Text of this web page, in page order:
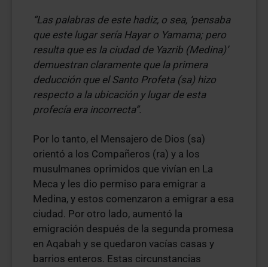
“Las palabras de este hadiz, o sea, ‘pensaba
que este lugar sería Hayar o Yamama; pero
resulta que es la ciudad de Yazrib (Medina)’
demuestran claramente que la primera
deducción que el Santo Profeta (sa) hizo
respecto a la ubicación y lugar de esta
profecía era incorrecta”.
Por lo tanto, el Mensajero de Dios (sa)
orientó a los Compañeros (ra) y a los
musulmanes oprimidos que vivían en La
Meca y les dio permiso para emigrar a
Medina, y estos comenzaron a emigrar a esa
ciudad. Por otro lado, aumentó la
emigración después de la segunda promesa
en Aqabah y se quedaron vacías casas y
barrios enteros. Estas circunstancias